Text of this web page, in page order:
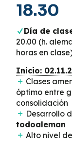
18.30
Día de
20.00 (h.
horas en
Inicio:
Clases
óptimo entre
consolidación
Desarrollo
todoaleman
Alto nivel